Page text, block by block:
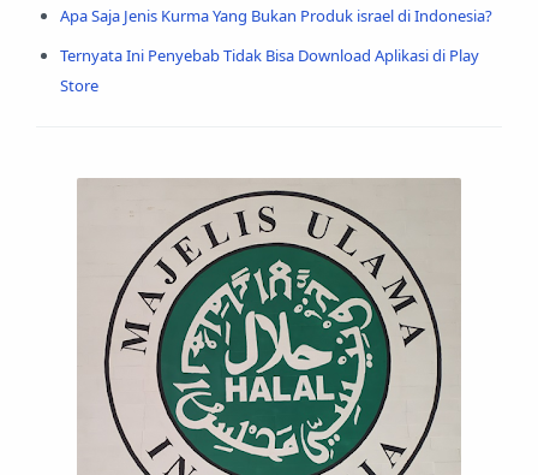
Apa Saja Jenis Kurma Yang Bukan Produk israel di Indonesia?
Ternyata Ini Penyebab Tidak Bisa Download Aplikasi di Play
Store